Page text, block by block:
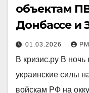
объектам
Донбассе и
01.03.2026 РМ
В кризис.ру В
украинские силы
войскам РФ на